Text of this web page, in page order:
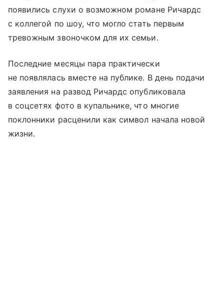
появились слухи о возможном романе Ричардс
с коллегой по шоу, что могло стать первым
тревожным звоночком для их семьи.
Последние месяцы пара практически
не появлялась вместе на публике. В день подачи
заявления на развод Ричардс опубликовала
в соцсетях фото в купальнике, что многие
поклонники расценили как символ начала новой
жизни.